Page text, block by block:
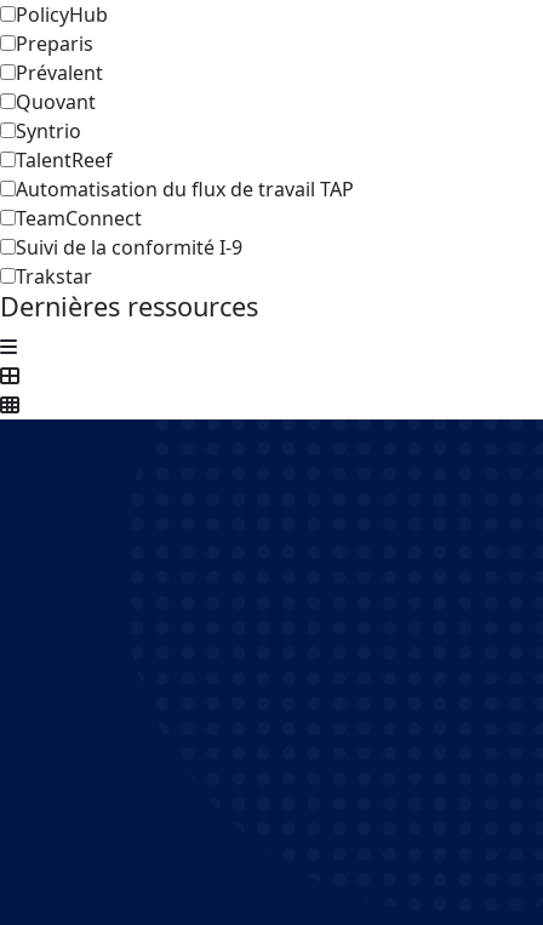
PolicyHub
Preparis
Prévalent
Quovant
Syntrio
TalentReef
Automatisation du flux de travail TAP
TeamConnect
Suivi de la conformité I-9
Trakstar
Dernières ressources